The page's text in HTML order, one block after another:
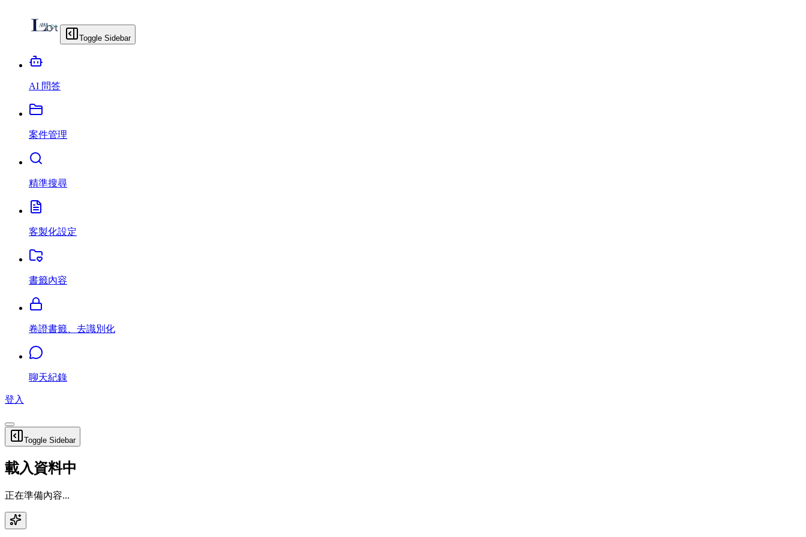
Toggle Sidebar
AI 問答
案件管理
精準搜尋
客製化設定
書籤內容
卷證書籤、去識別化
聊天紀錄
登入
Toggle Sidebar
載入資料中
正在準備內容...